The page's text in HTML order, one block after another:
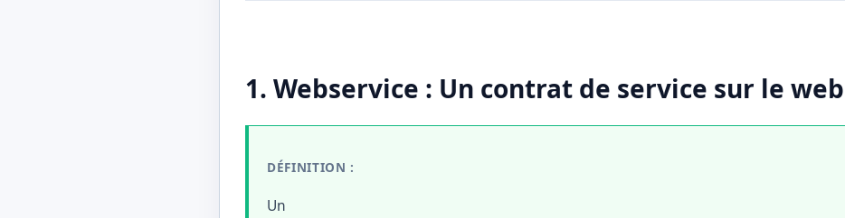
1. Webservice : Un contrat de service sur le web
DÉFINITION :
Un